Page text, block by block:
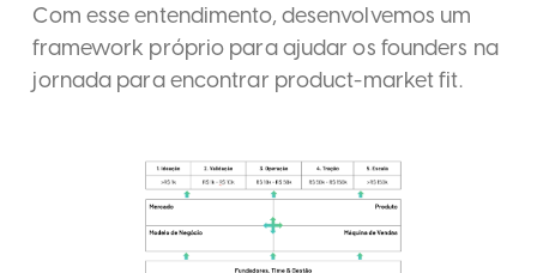
Com esse entendimento, desenvolvemos um
framework próprio para ajudar os founders na
jornada para encontrar product-market fit.